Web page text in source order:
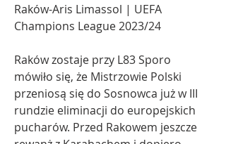
Raków-Aris Limassol | UEFA
Champions League 2023/24
Raków zostaje przy L83 Sporo
mówiło się, że Mistrzowie Polski
przeniosą się do Sosnowca już w III
rundzie eliminacji do europejskich
pucharów. Przed Rakowem jeszcze